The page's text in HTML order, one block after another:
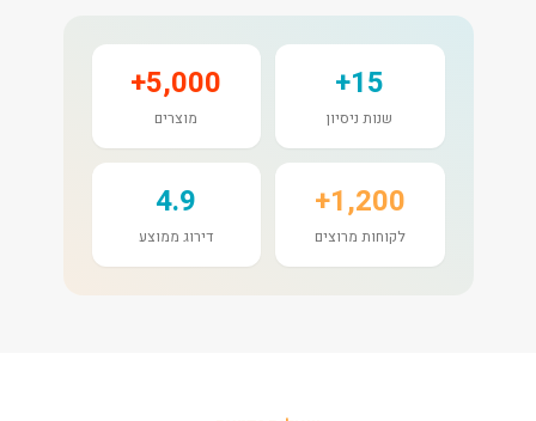
15+
שנות ניסיון
5,000+
מוצרים
1,200+
לקוחות מרוצים
4.9
דירוג ממוצע